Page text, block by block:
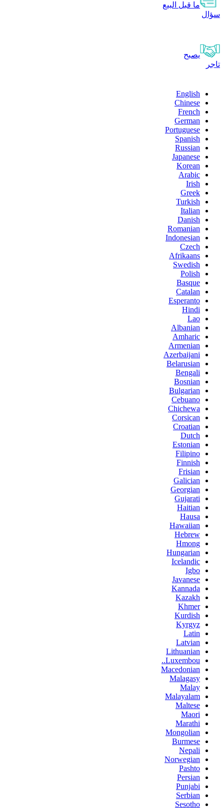
ما قبل البيع
سؤال
يصبح
تاجر
English
Chinese
French
German
Portuguese
Spanish
Russian
Japanese
Korean
Arabic
Irish
Greek
Turkish
Italian
Danish
Romanian
Indonesian
Czech
Afrikaans
Swedish
Polish
Basque
Catalan
Esperanto
Hindi
Lao
Albanian
Amharic
Armenian
Azerbaijani
Belarusian
Bengali
Bosnian
Bulgarian
Cebuano
Chichewa
Corsican
Croatian
Dutch
Estonian
Filipino
Finnish
Frisian
Galician
Georgian
Gujarati
Haitian
Hausa
Hawaiian
Hebrew
Hmong
Hungarian
Icelandic
Igbo
Javanese
Kannada
Kazakh
Khmer
Kurdish
Kyrgyz
Latin
Latvian
Lithuanian
Luxembou..
Macedonian
Malagasy
Malay
Malayalam
Maltese
Maori
Marathi
Mongolian
Burmese
Nepali
Norwegian
Pashto
Persian
Punjabi
Serbian
Sesotho